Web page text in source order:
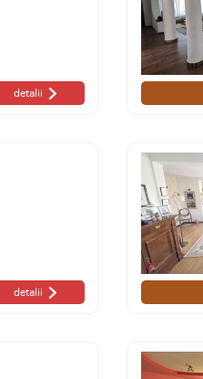
detalii
detalii